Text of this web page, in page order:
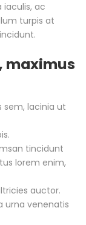
iaculis, ac
turpis at
maximus
sem, lacinia ut
tincidunt
lorem enim,
auctor.
urna venenatis